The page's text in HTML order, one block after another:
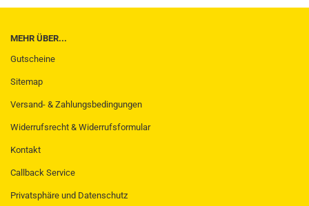
MEHR ÜBER...
Gutscheine
Sitemap
Versand- & Zahlungsbedingungen
Widerrufsrecht & Widerrufsformular
Kontakt
Callback Service
Privatsphäre und Datenschutz